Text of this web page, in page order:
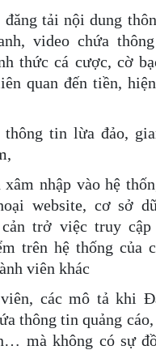
đăng tải nội dung
video chứa
thức cá cược, cờ
quan đến tiền,
thông tin lừa đảo,
nhập vào hệ
website, cơ sở
cản trở việc truy
trên hệ thống của
viên khác
các mô tả khi
thông tin quảng
mà không có sự